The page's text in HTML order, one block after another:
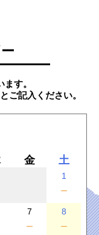
す。
ご記入ください。
金 土
1
－
7
－
8
－